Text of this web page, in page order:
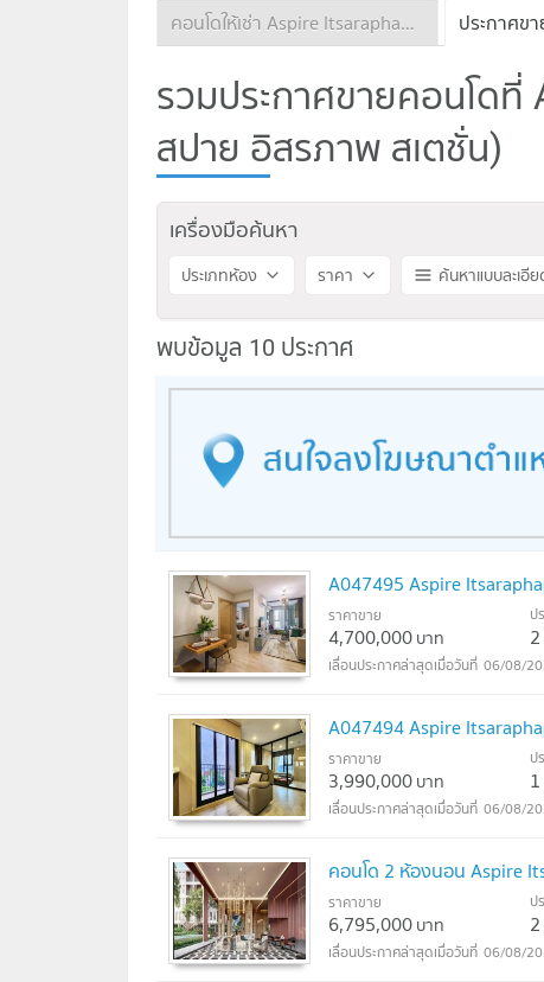
ทางด่วนเฉลิมมหานคร
BTS ช่องนนทรี
ใกล้แหล่งอำนวยความสะดวก
ตลาดรุ่งเจริญ
Central พระราม 3
Lotus พระราม 3
ตลาดนางลิ้นจี่
Int Intersect
Terminal 21 พระราม 3
Tree On 3
Asiatique
Icon Siam
โรงพยาบาลเลิดสิน
โรงพยาบาล BNH
โรงเรียนพระแม่มารีสาธุประดิษฐ์
โรงเรียนสารสาสน์เอกตรา
โรงเรียนนานาชาติคิงส์คอลเลจกรุงเทพ
โรงเรียนนานาชาติสาทรใหม่
โรงเรียนนานาชาติเรนทรี
โรงเรียนอัสสัมชัญ แผนกประถม
โรงเรียนนานาชาติโชรส์เบอรี
โรงเรียนกรุงเทพคริสเตียนวิทยาลัย
โรงเรียนเซนต์หลุยส์ศึกษา
โรงเรียนเซนต์โยเซฟคอนเวนต์
คอนโดให้เช่า Aspire Itsaraphap Station
รวมประกาศขายคอนโด
สปาย อิสรภาพ สเตชั่น)
เครื่องมือค้นหา
ประเภทห้อง ราคา ค้นหาแบบละเอี
พบข้อมูล 10 ประกาศ
A047495 Aspire
ราคาขาย
4,700,000บาท
ป
06/08/
A047494 Aspire
ราคาขาย
3,990,000บาท
ป
06/08/
คอนโด 2 ห้องนอน Aspire
ราคาขาย
6,795,000บาท
ป
06/08/